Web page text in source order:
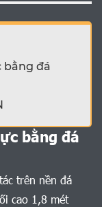
bằng đá
bằng đá
trên nền đá
cao 1,8 mét